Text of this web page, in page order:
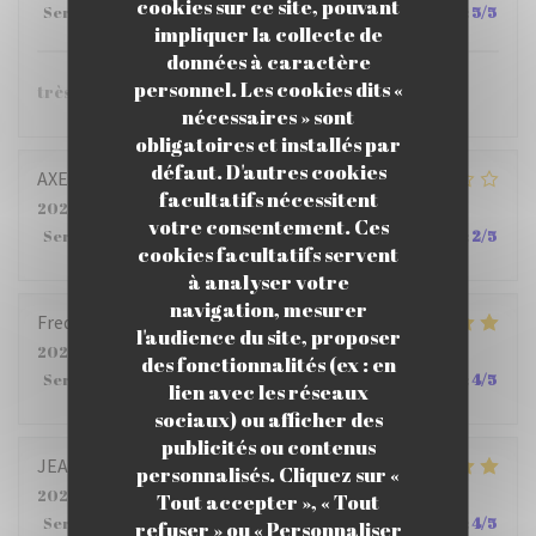
cookies sur ce site, pouvant
impliquer la collecte de
données à caractère
personnel. Les cookies dits «
nécessaires » sont
obligatoires et installés par
défaut. D'autres cookies
facultatifs nécessitent
votre consentement. Ces
cookies facultatifs servent
à analyser votre
navigation, mesurer
l'audience du site, proposer
des fonctionnalités (ex : en
lien avec les réseaux
sociaux) ou afficher des
publicités ou contenus
personnalisés. Cliquez sur «
Tout accepter », « Tout
refuser » ou « Personnaliser
Service
Ambiance:5/5 Cuisine :5/5 Qualité / Prix 5/5
très bien.
AXELLE
2026-07-22
- 12:15 - Couverts 4
Service
Ambiance:3/5 Cuisine:4/5 Qualité / Prix 2/5
Frederic
2026-07-23
- 12:00 - Couverts 5
Service
Ambiance:5/5 Cuisine: 4/5 Qualité / Prix 4/5
JEAN PHILIPPE
2026-07-23
- 12:15 - Couverts 6
Service
/5 Ambiance 5/5 Cuisine:5/5 Qualité / Prix 4/5